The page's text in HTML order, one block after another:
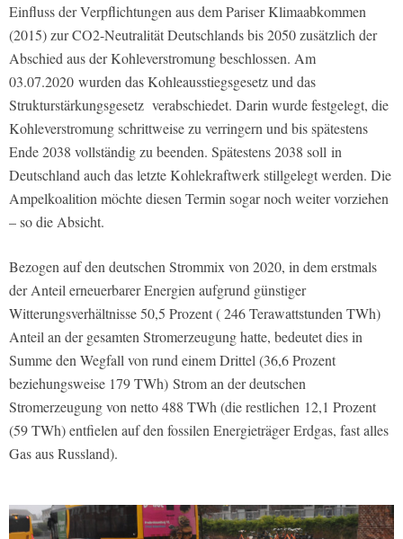
Einfluss der Verpflichtungen aus dem Pariser Klimaabkommen
(2015) zur CO2-Neutralität Deutschlands bis 2050 zusätzlich der
Abschied aus der Kohleverstromung beschlossen. Am
03.07.2020 wurden dasKohleausstiegsgesetzund das
Strukturstärkungsgesetz verabschiedet. Darin wurde festgelegt, die
Kohleverstromung schrittweise zu verringern und bis spätestens
Ende 2038 vollständig zu beenden. Spätestens 2038 soll in
Deutschland auch das letzte Kohlekraftwerk stillgelegt werden. Die
Ampelkoalition möchte diesen Termin sogar noch weiter vorziehen
– so die Absicht.
Bezogen auf den deutschen Strommix von 2020, in dem erstmals
der Anteil erneuerbarer Energien aufgrund günstiger
Witterungsverhältnisse 50,5 Prozent ( 246 Terawattstunden TWh)
Anteil an der gesamten Stromerzeugung hatte, bedeutet dies in
Summe den Wegfall von rund einem Drittel (36,6 Prozent
beziehungsweise 179 TWh) Strom an der deutschen
Stromerzeugung von netto 488 TWh (die restlichen 12,1 Prozent
(59 TWh) entfielen auf den fossilen Energieträger Erdgas, fast alles
Gas aus Russland).